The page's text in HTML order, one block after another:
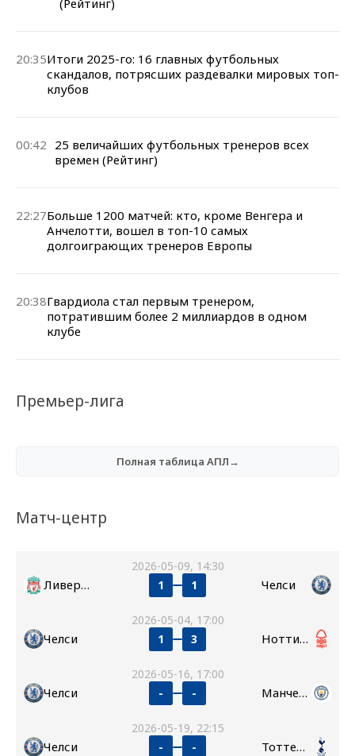
20:35Итоги 2025-го: 16 главных футбольных
скандалов, потрясших раздевалки мировых топ-
клубов
00:42 25 величайших футбольных тренеров всех
времен (Рейтинг)
22:27Больше 1200 матчей: кто, кроме Венгера и
Анчелотти, вошел в топ-10 самых
долгоиграющих тренеров Европы
20:38Гвардиола стал первым тренером,
потратившим более 2 миллиардов в одном
клубе
Премьер-лига
Полная таблица АПЛ→
Матч-центр
2026-05-09, 14:30
Ливерпуль 1 1 Челси
2026-05-04, 17:00
Челси 1 3 Ноттингем Форест
2026-05-16, 17:00
Челси - - Манчестер Сити
2026-05-19, 22:15
Челси - - Тоттенхэм